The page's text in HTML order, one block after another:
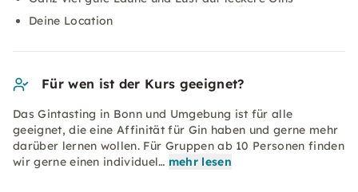
Deine Location
Für wen ist der Kurs geeignet?
Das Gintasting in Bonn und Umgebung ist für alle
geeignet, die eine Affinität für Gin haben und gerne mehr
darüber lernen wollen. Für Gruppen ab 10 Personen finden
wir gerne einen individuel… mehr lesen